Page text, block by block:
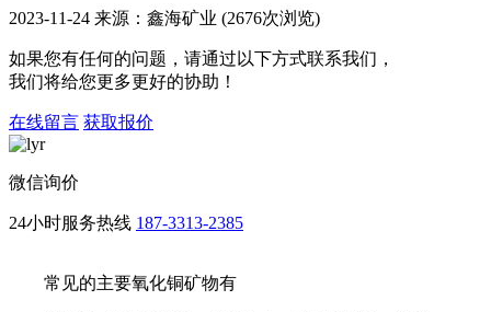
2023-11-24 来源：鑫海矿业 (2676次浏览)
如果您有任何的问题，请通过以下方式联系我们，
我们将给您更多更好的协助！
在线留言 获取报价
微信询价
24小时服务热线 187-3313-2385
常见的主要氧化铜矿物有